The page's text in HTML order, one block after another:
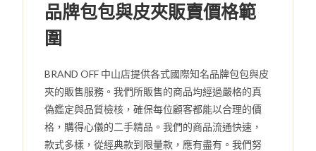
品牌包包與皮夾販賣價格範
圍
BRAND OFF 中山店提供各式國際知名品牌包包與皮
夾的販售服務。我們所販售的商品均經過嚴格的真
偽鑑定與品質檢核，確保每位顧客都能以合理的價
格，購得心儀的二手精品。我們的商品流通快速，
款式多樣，從經典款到限量款，應有盡有。我們努